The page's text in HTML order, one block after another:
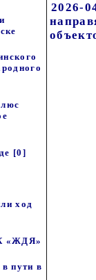
[0]
ход
«ЖДЯ»
пути в
2026-